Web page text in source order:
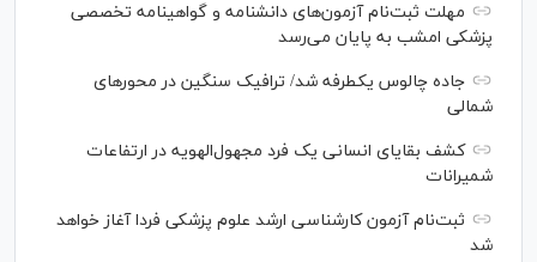
مهلت ثبت‌نام آزمون‌های دانشنامه و گواهینامه تخصصی
پزشکی امشب به پایان می‌رسد
جاده چالوس یکطرفه شد/ ترافیک سنگین در محورهای
شمالی
کشف بقایای انسانی یک فرد مجهول‌الهویه در ارتفاعات
شمیرانات
ثبت‌نام آزمون کارشناسی ارشد علوم پزشکی فردا آغاز خواهد
شد